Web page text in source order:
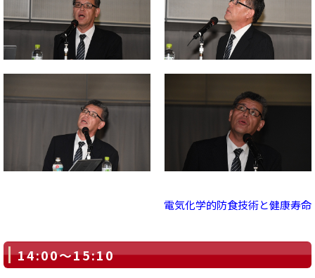
電気化学的防食技術と健康寿命
14:00～15:10